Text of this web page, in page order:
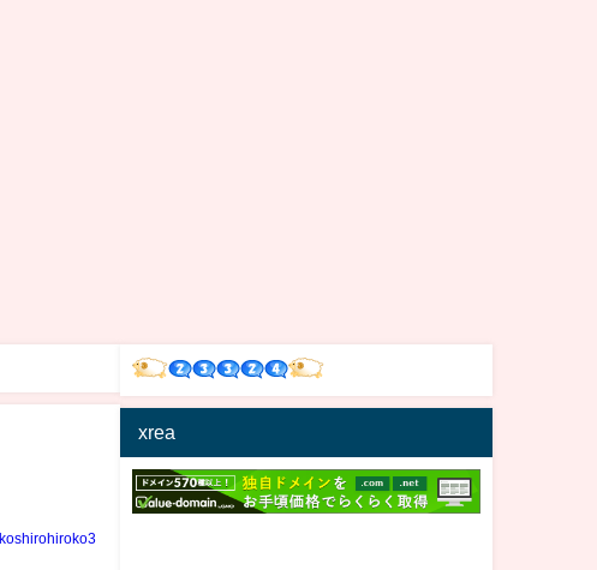
koshirohiroko3
xrea